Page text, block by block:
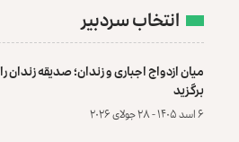
انتخاب سردبیر
میان ازدواج اجباری و زندان؛ صدیقه زندان را
برگزید
۶ اسد ۱۴۰۵ - ۲۸ جولای ۲۰۲۶